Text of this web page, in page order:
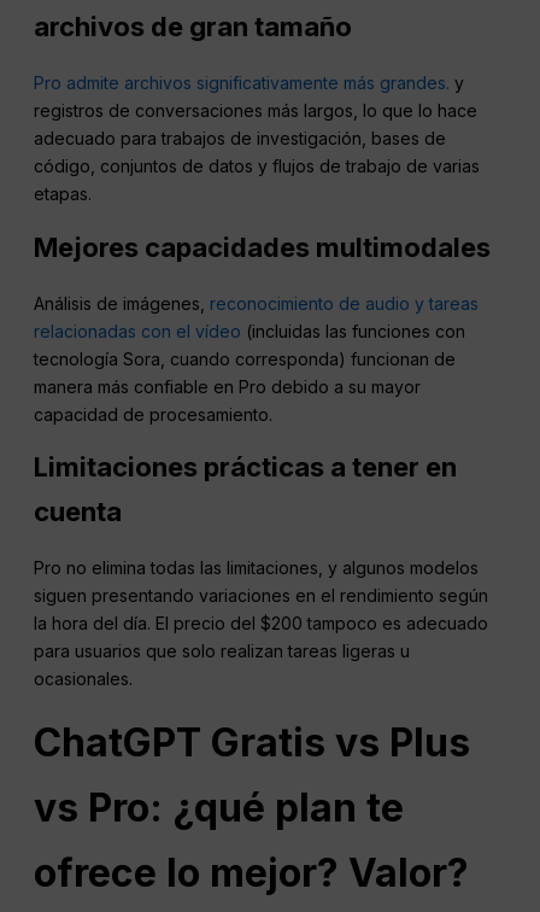
archivos de gran tamaño
Pro admite archivos significativamente más grandes. y
registros de conversaciones más largos, lo que lo hace
adecuado para trabajos de investigación, bases de
código, conjuntos de datos y flujos de trabajo de varias
etapas.
Mejores capacidades multimodales
Análisis de imágenes, reconocimiento de audio y tareas
relacionadas con el vídeo (incluidas las funciones con
tecnología Sora, cuando corresponda) funcionan de
manera más confiable en Pro debido a su mayor
capacidad de procesamiento.
Limitaciones prácticas a tener en
cuenta
Pro no elimina todas las limitaciones, y algunos modelos
siguen presentando variaciones en el rendimiento según
la hora del día. El precio del $200 tampoco es adecuado
para usuarios que solo realizan tareas ligeras u
ocasionales.
ChatGPT Gratis vs Plus
vs Pro: ¿qué plan te
ofrece lo mejor? Valor?